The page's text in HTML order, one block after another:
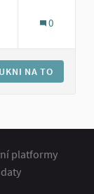
0
NA TO
platformy